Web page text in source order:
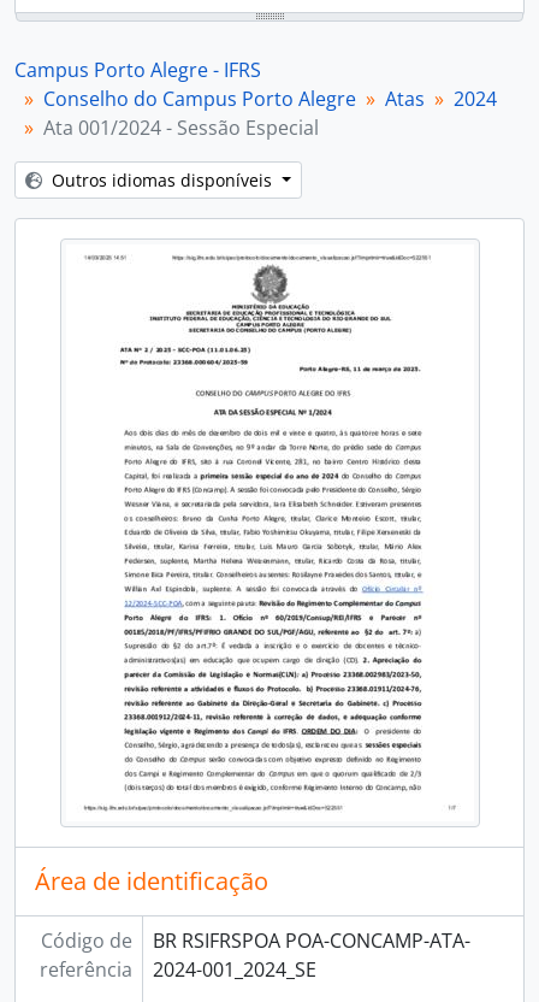
Campus Porto Alegre - IFRS
Conselho do Campus Porto Alegre
Atas
2024
Ata 001/2024 - Sessão Especial
Outros idiomas disponíveis
Área de identificação
Código de
referência
BR RSIFRSPOA POA-CONCAMP-ATA-
2024-001_2024_SE